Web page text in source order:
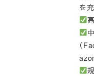
を
（